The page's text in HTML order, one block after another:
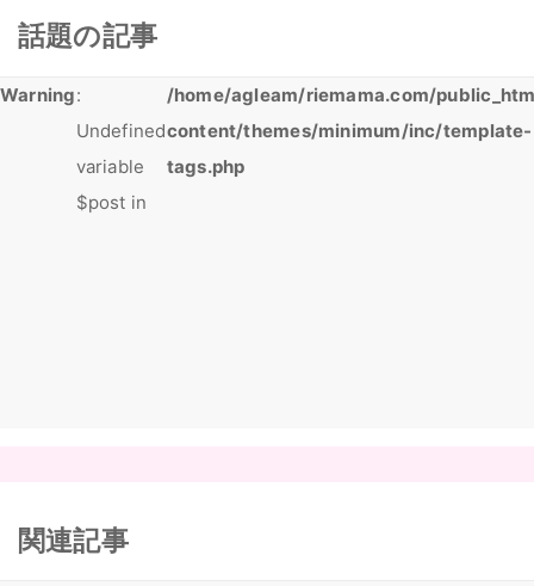
話題の記事
Warning:
Undefined
variable
$post in
/home/agleam/riemama.com/
content/themes/minimum/inc/template-
tags.php
関連記事